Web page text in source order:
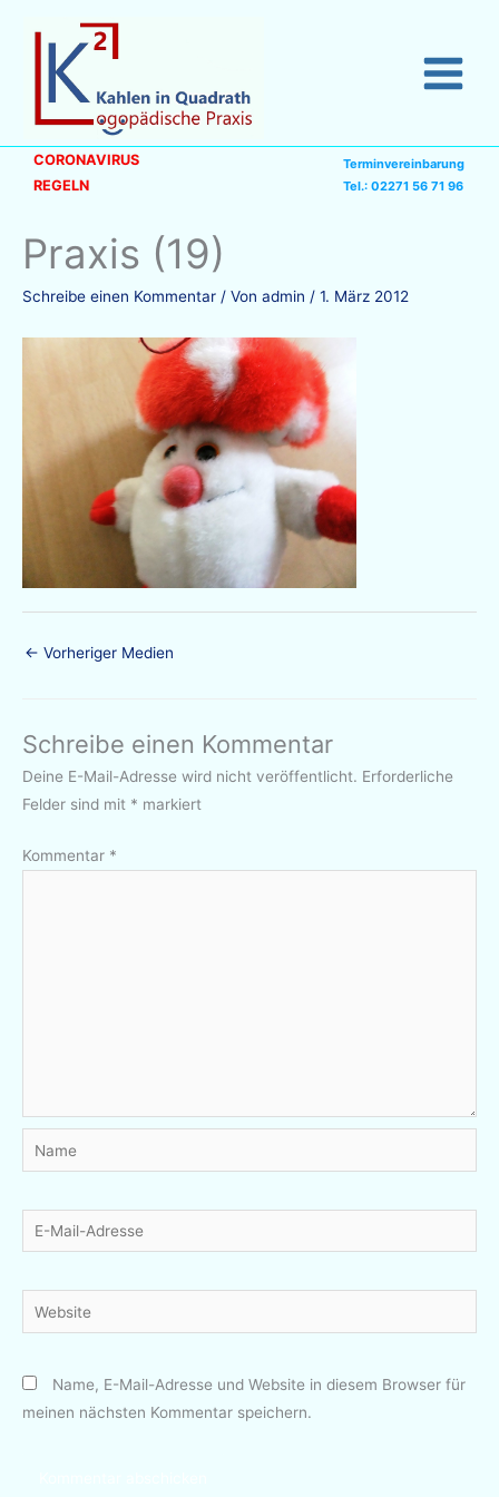
springen
CORONAVIRUS
REGELN
Terminvereinbarung
Tel.: 02271 56 71 96
Praxis (19)
Schreibe einen Kommentar / Von admin / 1. März 2012
← Vorheriger Medien
Schreibe einen Kommentar
Deine E-Mail-Adresse wird nicht veröffentlicht. Erforderliche
Felder sind mit * markiert
Kommentar *
Name
E-
Mail-
Website
Name, E-Mail-Adresse und Website in diesem Browser für
meinen nächsten Kommentar speichern.